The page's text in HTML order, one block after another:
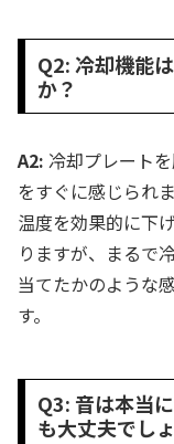
Q2: 冷却機能
か？
A2: 冷却プレート
をすぐに感じられ
温度を効果的に下
りますが、まるで
当てたかのような
す。
Q3: 音は本当
も大丈夫でし